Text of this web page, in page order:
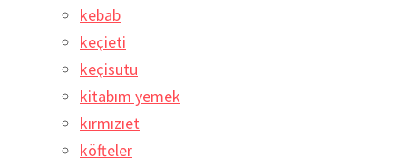
kebab
keçieti
keçisutu
kitabım yemek
kırmızıet
köfteler